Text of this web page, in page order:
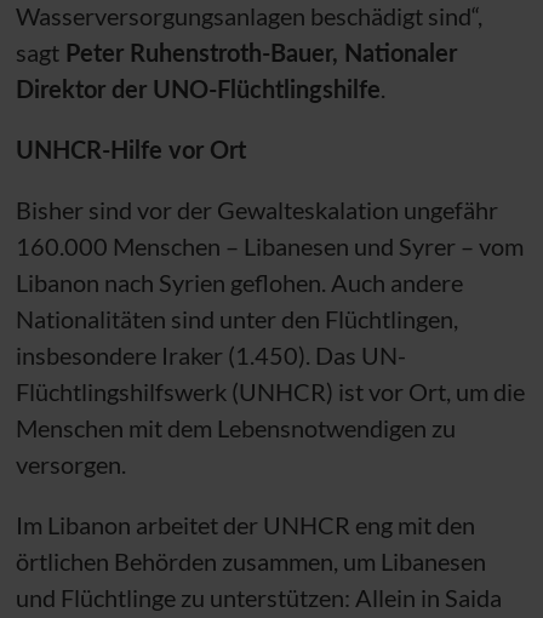
Wasserversorgungsanlagen beschädigt sind“,
sagtPeter Ruhenstroth-Bauer, Nationaler
Direktor der UNO-Flüchtlingshilfe.
UNHCR-Hilfe vor Ort
Bisher sind vor der Gewalteskalation ungefähr
160.000 Menschen – Libanesen und Syrer – vom
Libanon nach Syrien geflohen. Auch andere
Nationalitäten sind unter den Flüchtlingen,
insbesondere Iraker (1.450). Das UN-
Flüchtlingshilfswerk (UNHCR) ist vor Ort, um die
Menschen mit dem Lebensnotwendigen zu
versorgen.
Im Libanon arbeitet der UNHCR eng mit den
örtlichen Behörden zusammen, um Libanesen
und Flüchtlinge zu unterstützen: Allein in Saida